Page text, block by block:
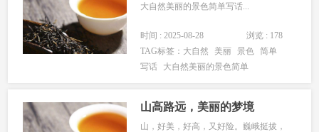
大自然美丽的景色简单写话...
时间 : 2025-08-28
浏览 : 178
TAG标签： 大自然 美丽 景色
简单
写话
大自然美丽的景色简单
山高路远，美丽的梦境
山，好美，好高，又好险。巍峨挺拔，